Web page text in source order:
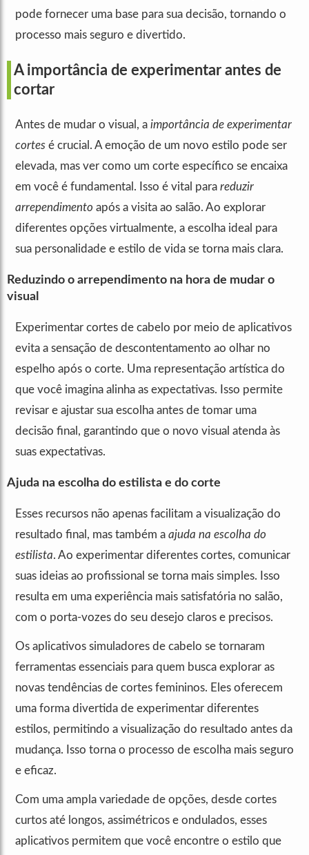
pode fornecer uma base para sua decisão, tornando o
processo mais seguro e divertido.
A importância de experimentar antes de
cortar
Antes de mudar o visual, a importância de experimentar
cortes é crucial. A emoção de um novo estilo pode ser
elevada, mas ver como um corte específico se encaixa
em você é fundamental. Isso é vital para reduzir
arrependimento após a visita ao salão. Ao explorar
diferentes opções virtualmente, a escolha ideal para
sua personalidade e estilo de vida se torna mais clara.
Reduzindo o arrependimento na hora de mudar o
visual
Experimentar cortes de cabelo por meio de aplicativos
evita a sensação de descontentamento ao olhar no
espelho após o corte. Uma representação artística do
que você imagina alinha as expectativas. Isso permite
revisar e ajustar sua escolha antes de tomar uma
decisão final, garantindo que o novo visual atenda às
suas expectativas.
Ajuda na escolha do estilista e do corte
Esses recursos não apenas facilitam a visualização do
resultado final, mas também a ajuda na escolha do
estilista. Ao experimentar diferentes cortes, comunicar
suas ideias ao profissional se torna mais simples. Isso
resulta em uma experiência mais satisfatória no salão,
com o porta-vozes do seu desejo claros e precisos.
Os aplicativos simuladores de cabelo se tornaram
ferramentas essenciais para quem busca explorar as
novas tendências de cortes femininos. Eles oferecem
uma forma divertida de experimentar diferentes
estilos, permitindo a visualização do resultado antes da
mudança. Isso torna o processo de escolha mais seguro
e eficaz.
Com uma ampla variedade de opções, desde cortes
curtos até longos, assimétricos e ondulados, esses
aplicativos permitem que você encontre o estilo que